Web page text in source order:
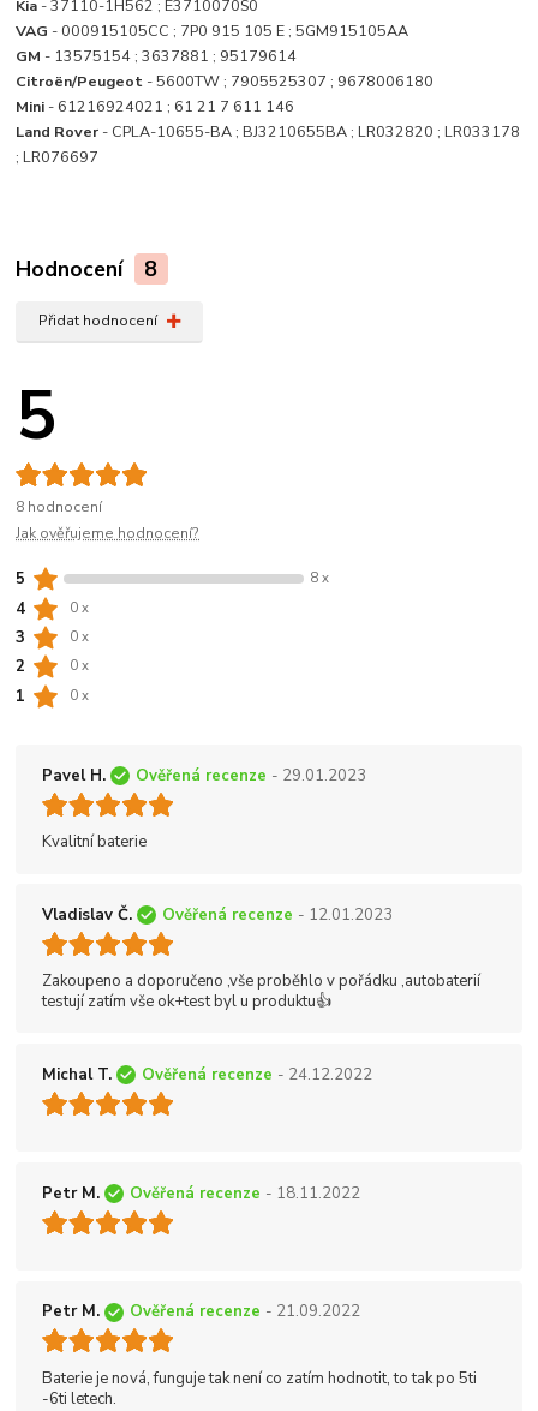
Kia - 37110-1H562 ; E3710070S0
VAG - 000915105CC ; 7P0 915 105 E ; 5GM915105AA
GM - 13575154 ; 3637881 ; 95179614
Citroën/Peugeot - 5600TW ; 7905525307 ; 9678006180
Mini - 61216924021 ; 61 21 7 611 146
Land Rover - CPLA-10655-BA ; BJ3210655BA ; LR032820 ; LR033178
; LR076697
Hodnocení 8
Přidat hodnocení
5
8 hodnocení
Jak ověřujeme hodnocení?
5 8 x
4 0 x
3 0 x
2 0 x
1 0 x
Pavel H. Ověřená recenze - 29.01.2023
Kvalitní baterie
Vladislav Č. Ověřená recenze - 12.01.2023
Zakoupeno a doporučeno ,vše proběhlo v pořádku ,autobaterií
testují zatím vše ok+test byl u produktu👍
Michal T. Ověřená recenze - 24.12.2022
Petr M. Ověřená recenze - 18.11.2022
Petr M. Ověřená recenze - 21.09.2022
Baterie je nová, funguje tak není co zatím hodnotit, to tak po 5ti
-6ti letech.